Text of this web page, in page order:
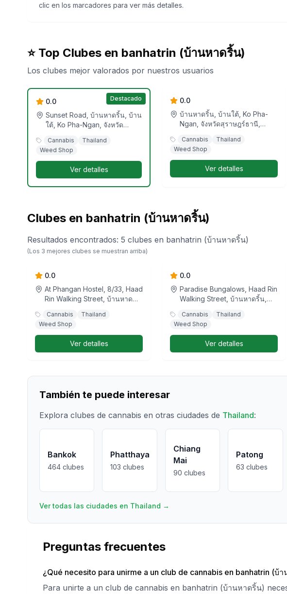
clic en los marcadores para ver más detalles.
⭐ Top Clubes en banhatrin (บ้านหาดริ้น)
Los clubes mejor valorados por nuestros usuarios
Destacado
HAADRIN WEED
0.0
Sunset Road, บ้านหาดริ้น, บ้าน
ใต้, Ko Pha-Ngan, จังหวัด
Cannabis
Thailand
Weed Shop
Ver detalles
Cannabis Corner
0.0
บ้านหาดริ้น, บ้านใต้, Ko Pha-
Ngan, จังหวัดสุราษฎร์ธานี,
Cannabis
Thailand
Weed Shop
Ver detalles
Clubes en banhatrin (บ้านหาดริ้น)
Resultados encontrados: 5 clubes en banhatrin (บ้านหาดริ้น)
(Los 3 mejores clubes se muestran arriba)
Jamaica Jello Bar
0.0
At Phangan Hostel, 8/33, Haad
Rin Walking Street, บ้านหาด
จังหวัดสุราษฎร์ธานี, 84320,
ประเทศไทย
Cannabis
Thailand
Weed Shop
Ver detalles
0.0
Paradise Bungalows, Haad Rin
Walking Street, บ้านหาดริ้น,
สุราษฎร์ธานี, ประเทศไทย
Cannabis
Thailand
Weed Shop
Ver detalles
También te puede interesar
Explora clubes de cannabis en otras ciudades de Thailand:
Bankok
464 clubes
Phatthaya
103 clubes
Chiang
Mai
90 clubes
Patong
63 clubes
Ver todas las ciudades en Thailand →
Preguntas frecuentes
¿Qué necesito para unirme a un club de cannabis en banhatrin (บ้
Para unirte a un club de cannabis en banhatrin (บ้านหาดริ้น)